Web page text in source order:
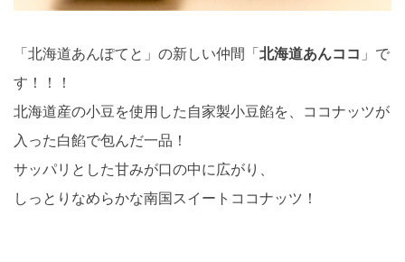
「北海道あんぽてと」の新しい仲間「 北海道あんココ 」で
す！！！
北海道産の小豆を使用した自家製小豆餡を、ココナッツが
入った白餡で包んだ一品！
サッパリとした甘みが口の中に広がり、
しっとりなめらかな南国スイートココナッツ！